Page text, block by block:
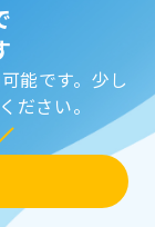
能です。 少し
ださい。